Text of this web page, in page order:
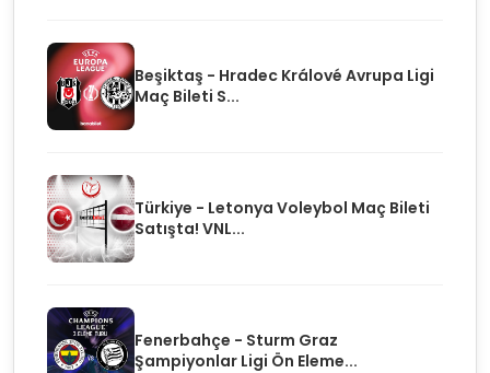
Beşiktaş - Hradec Králové Avrupa Ligi
Maç Bileti S...
Türkiye - Letonya Voleybol Maç Bileti
Satışta! VNL...
Fenerbahçe - Sturm Graz
Şampiyonlar Ligi Ön Eleme...